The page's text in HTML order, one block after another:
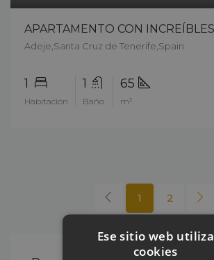
Adeje,Santa Cruz de Tenerife,Spain
1
Habitación
1
Baño
65
m²
1 2
Ese sitio web utiliza
cookies